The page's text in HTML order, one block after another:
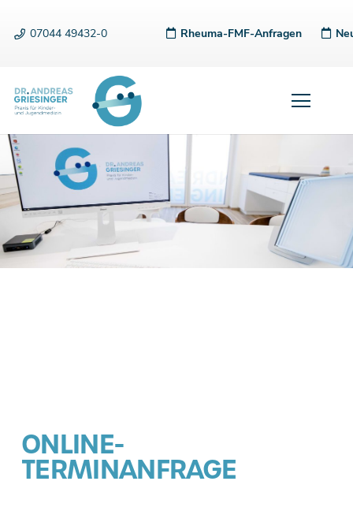
07044 49432-0 Rheuma-FMF-Anfragen
ONLINE-
TERMINANFRAGE